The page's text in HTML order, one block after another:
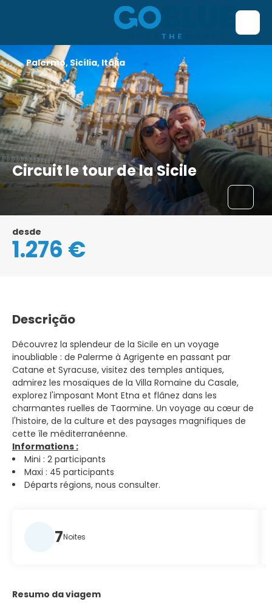
Circuit le tour de la Sicile
Palermo, Sicília, Itália
desde
1.276 €
Descrição
Découvrez la splendeur de la Sicile en un voyage
inoubliable : de Palerme à Agrigente en passant par
Catane et Syracuse, visitez des temples antiques,
admirez les mosaïques de la Villa Romaine du Casale,
explorez l'imposant Mont Etna et flânez dans les
charmantes ruelles de Taormine. Un voyage au cœur de
l'histoire, de la culture et des paysages magnifiques de
cette île méditerranéenne.
Informations :
Mini : 2 participants
Maxi : 45 participants
Départs régions, nous consulter.
7Noites
Resumo da viagem